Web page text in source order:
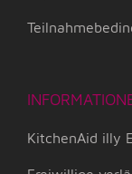
KitchenAid illy